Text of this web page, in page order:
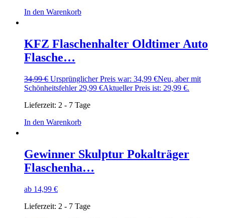
In den Warenkorb
KFZ Flaschenhalter Oldtimer Auto
Flasche…
34,99€ Ursprünglicher Preis war: 34,99 €Neu, aber mit
Schönheitsfehler 29,99 €Aktueller Preis ist: 29,99 €.
Lieferzeit: 2 - 7 Tage
In den Warenkorb
Gewinner Skulptur Pokalträger
Flaschenha…
ab 14,99 €
Lieferzeit: 2 - 7 Tage